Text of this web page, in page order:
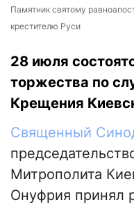
Памятник святому
крестителю Руси
28 июля
торжества по
Крещения
Священный
Митрополита
Онуфрия принял